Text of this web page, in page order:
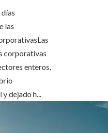
las
corporativas
enteros,
dejado h...